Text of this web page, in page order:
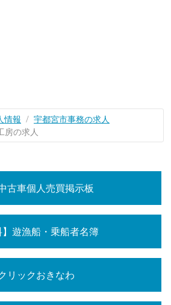
情報
宇都宮市事務の求人
房の求人
古車個人売買掲示板
】遊漁船・乗船者名簿
リックおきなわ